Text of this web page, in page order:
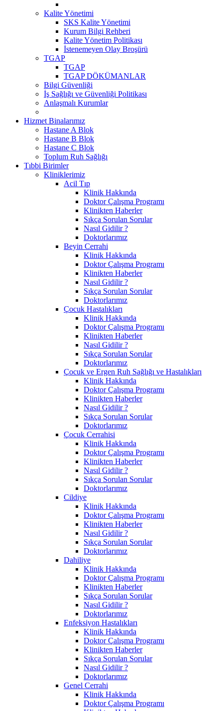
Kalite Yönetimi
SKS Kalite Yönetimi
Kurum Bilgi Rehberi
Kalite Yönetim Politikası
İstenemeyen Olay Broşürü
TGAP
TGAP
TGAP DÖKÜMANLAR
Bilgi Güvenliği
İş Sağlığı ve Güvenliği Politikası
Anlaşmalı Kurumlar
Hizmet Binalarımız
Hastane A Blok
Hastane B Blok
Hastane C Blok
Toplum Ruh Sağlığı
Tıbbi Birimler
Kliniklerimiz
Acil Tıp
Klinik Hakkında
Doktor Çalışma Programı
Klinikten Haberler
Sıkça Sorulan Sorular
Nasıl Gidilir ?
Doktorlarımız
Beyin Cerrahi
Klinik Hakkında
Doktor Çalışma Programı
Klinikten Haberler
Nasıl Gidilir ?
Sıkça Sorulan Sorular
Doktorlarımız
Çocuk Hastalıkları
Klinik Hakkında
Doktor Çalışma Programı
Klinikten Haberler
Nasıl Gidilir ?
Sıkça Sorulan Sorular
Doktorlarımız
Çocuk ve Ergen Ruh Sağlığı ve Hastalıkları
Klinik Hakkında
Doktor Çalışma Programı
Klinikten Haberler
Nasıl Gidilir ?
Sıkça Sorulan Sorular
Doktorlarımız
Çocuk Cerrahisi
Klinik Hakkında
Doktor Çalışma Programı
Klinikten Haberler
Nasıl Gidilir ?
Sıkça Sorulan Sorular
Doktorlarımız
Cildiye
Klinik Hakkında
Doktor Çalışma Programı
Klinikten Haberler
Nasıl Gidilir ?
Sıkça Sorulan Sorular
Doktorlarımız
Dahiliye
Klinik Hakkında
Doktor Çalışma Programı
Klinikten Haberler
Sıkça Sorulan Sorular
Nasıl Gidilir ?
Doktorlarımız
Enfeksiyon Hastalıkları
Klinik Hakkında
Doktor Çalışma Programı
Klinikten Haberler
Sıkça Sorulan Sorular
Nasıl Gidilir ?
Doktorlarımız
Genel Cerrahi
Klinik Hakkında
Doktor Çalışma Programı